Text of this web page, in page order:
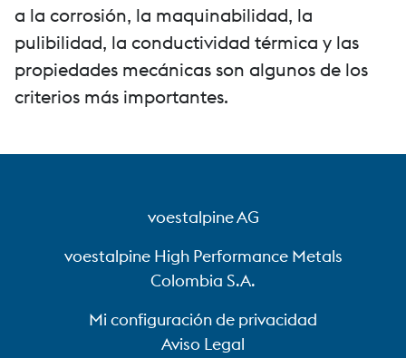
a la corrosión, la maquinabilidad, la
pulibilidad, la conductividad térmica y las
propiedades mecánicas son algunos de los
criterios más importantes.
voestalpine AG
voestalpine High Performance Metals
Colombia S.A.
Mi configuración de privacidad
Aviso Legal